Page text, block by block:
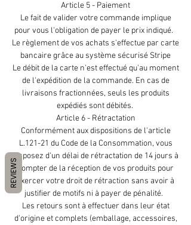
Article 5 - Paiement
Le fait de valider votre commande implique
pour vous l'obligation de payer le prix indiqué.
Le règlement de vos achats s'effectue par carte
bancaire grâce au système sécurisé Stripe
Le débit de la carte n'est effectué qu'au moment
de l'expédition de la commande. En cas de
livraisons fractionnées, seuls les produits
expédiés sont débités.
Article 6 - Rétractation
Conformément aux dispositions de l'article
L.121-21 du Code de la Consommation, vous
disposez d'un délai de rétractation de 14 jours à
compter de la réception de vos produits pour
exercer votre droit de rétraction sans avoir à
justifier de motifs ni à payer de pénalité.
Les retours sont à effectuer dans leur état
d'origine et complets (emballage, accessoires,
REVIEWS